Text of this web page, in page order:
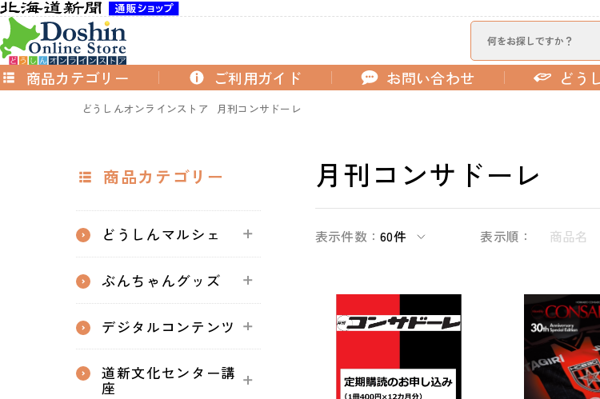
商品カテゴリー ご利用ガイド お問い合わせ どう
どうしんオンラインストア 月刊コンサドーレ
商品カテゴリー
どうしんマルシェ
ぶんちゃんグッズ
デジタルコンテンツ
道新文化センター講
座
月刊コンサドーレ
表示件数：60件 表示順： 商品名